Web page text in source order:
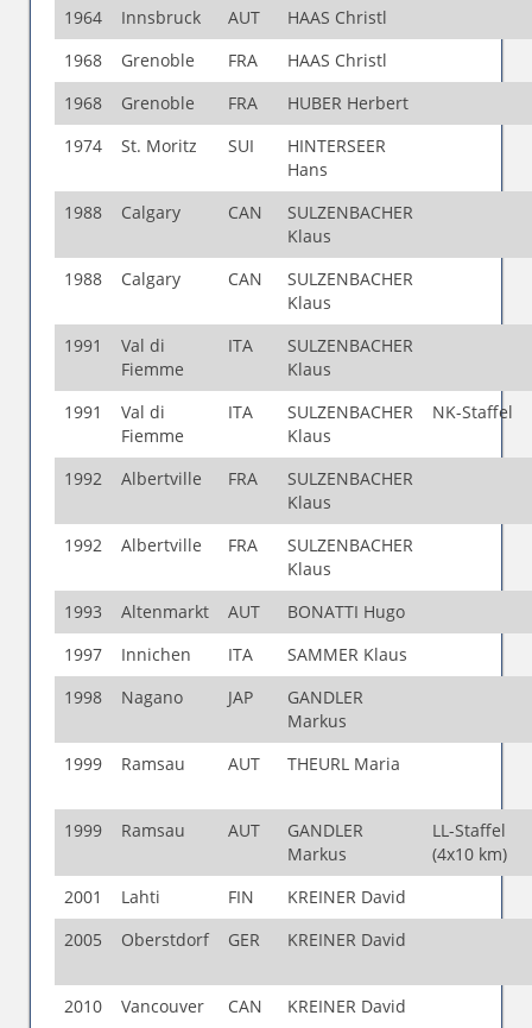
1964 Innsbruck AUT
HAAS Christl
1968
Grenoble FRA
HAAS Christl
1968
Grenoble FRA
HUBER Herbert
1974
St. Moritz SUI
HINTERSEER
Hans
1988
Calgary CAN
SULZENBACHER
Klaus
1988
Calgary CAN
SULZENBACHER
Klaus
1991
Val di
Fiemme
ITA
SULZENBACHER
Klaus
1991
Val di
Fiemme
ITA
SULZENBACHER
Klaus
NK-Staffel
1992 Albertville FRA
SULZENBACHER
Klaus
1992
Albertville FRA
SULZENBACHER
Klaus
1993
Altenmarkt AUT
BONATTI Hugo
1997
Innichen ITA
SAMMER Klaus
1998
Nagano JAP
GANDLER
Markus
1999
Ramsau AUT THEURL Maria
1999 Ramsau AUT
GANDLER
Markus
LL-Staffel
(4x10 km)
2001
Lahti FIN
KREINER David
2005
Oberstdorf GER KREINER David
2010 Vancouver CAN KREINER David